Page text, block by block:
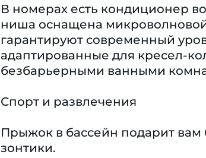
В номерах есть кондиционер
ниша оснащена микроволновой
гарантируют современный
адаптированные для кресел-
безбарьерными ванными
Спорт и развлечения
Прыжок в бассейн подарит
зонтики.